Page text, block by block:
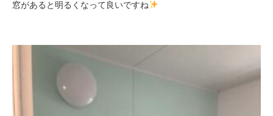
窓があると明るくなって良いですね